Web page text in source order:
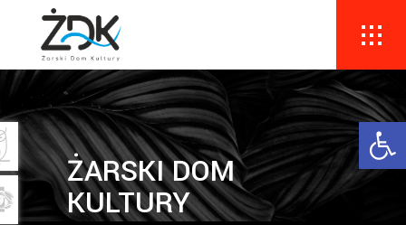
ŻARSKI DOM
KULTURY